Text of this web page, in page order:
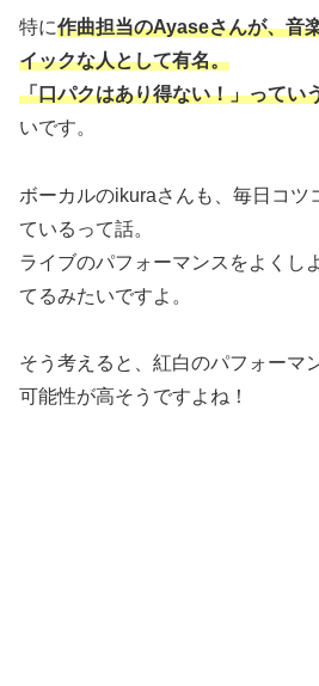
特に作曲担当のAyaseさんが、音
イックな人として有名。
「口パクはあり得ない！」ってい
いです。
ボーカルのikuraさんも、毎日コツ
ているって話。
ライブのパフォーマンスをよくし
てるみたいですよ。
そう考えると、紅白のパフォーマ
可能性が高そうですよね！